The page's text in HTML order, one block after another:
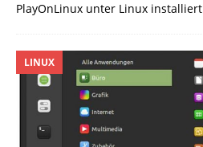
PlayOnLinux unter Linux installiert
LINUX